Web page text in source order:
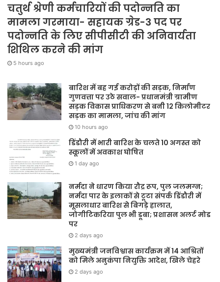
चतुर्थ श्रेणी कर्मचारियों की पदोन्नति का
मामला गरमाया- सहायक ग्रेड-3 पद पर
पदोन्नति के लिए सीपीसीटी की अनिवार्यता
शिथिल करने की मांग
5 hours ago
बारिश में बह गई करोड़ों की सड़क, निर्माण
गुणवत्ता पर उठे सवाल- प्रधानमंत्री ग्रामीण
सड़क विकास प्राधिकरण से बनी 12 किलोमीटर
सड़क का मामला, जांच की मांग
10 hours ago
डिंडौरी में भारी बारिश के चलते 10 अगस्त को
स्कूलों में अवकाश घोषित
1 day ago
नर्मदा ने धारण किया रौद्र रूप, पुल जलमग्न;
नर्मदा पार के इलाकों से टूटा संपर्क डिंडौरी में
मूसलाधार बारिश से बिगड़े हालात,
जोगीटिकरिया पुल भी डूबा; प्रशासन अलर्ट मोड
पर
2 days ago
मुख्यमंत्री जनविश्वास कार्यक्रम में 14 आश्रितों
को मिले अनुकंपा नियुक्ति आदेश, खिले चेहरे
2 days ago